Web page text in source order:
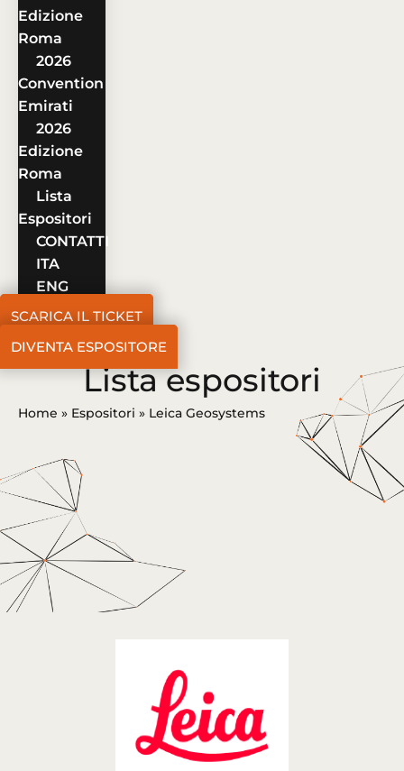
Edizione
Roma
2026
Convention
Emirati
2026
Edizione
Roma
Lista
Espositori
CONTATTI
ITA
ENG
SCARICA IL TICKET
DIVENTA ESPOSITORE
Lista espositori
Home » Espositori » Leica Geosystems